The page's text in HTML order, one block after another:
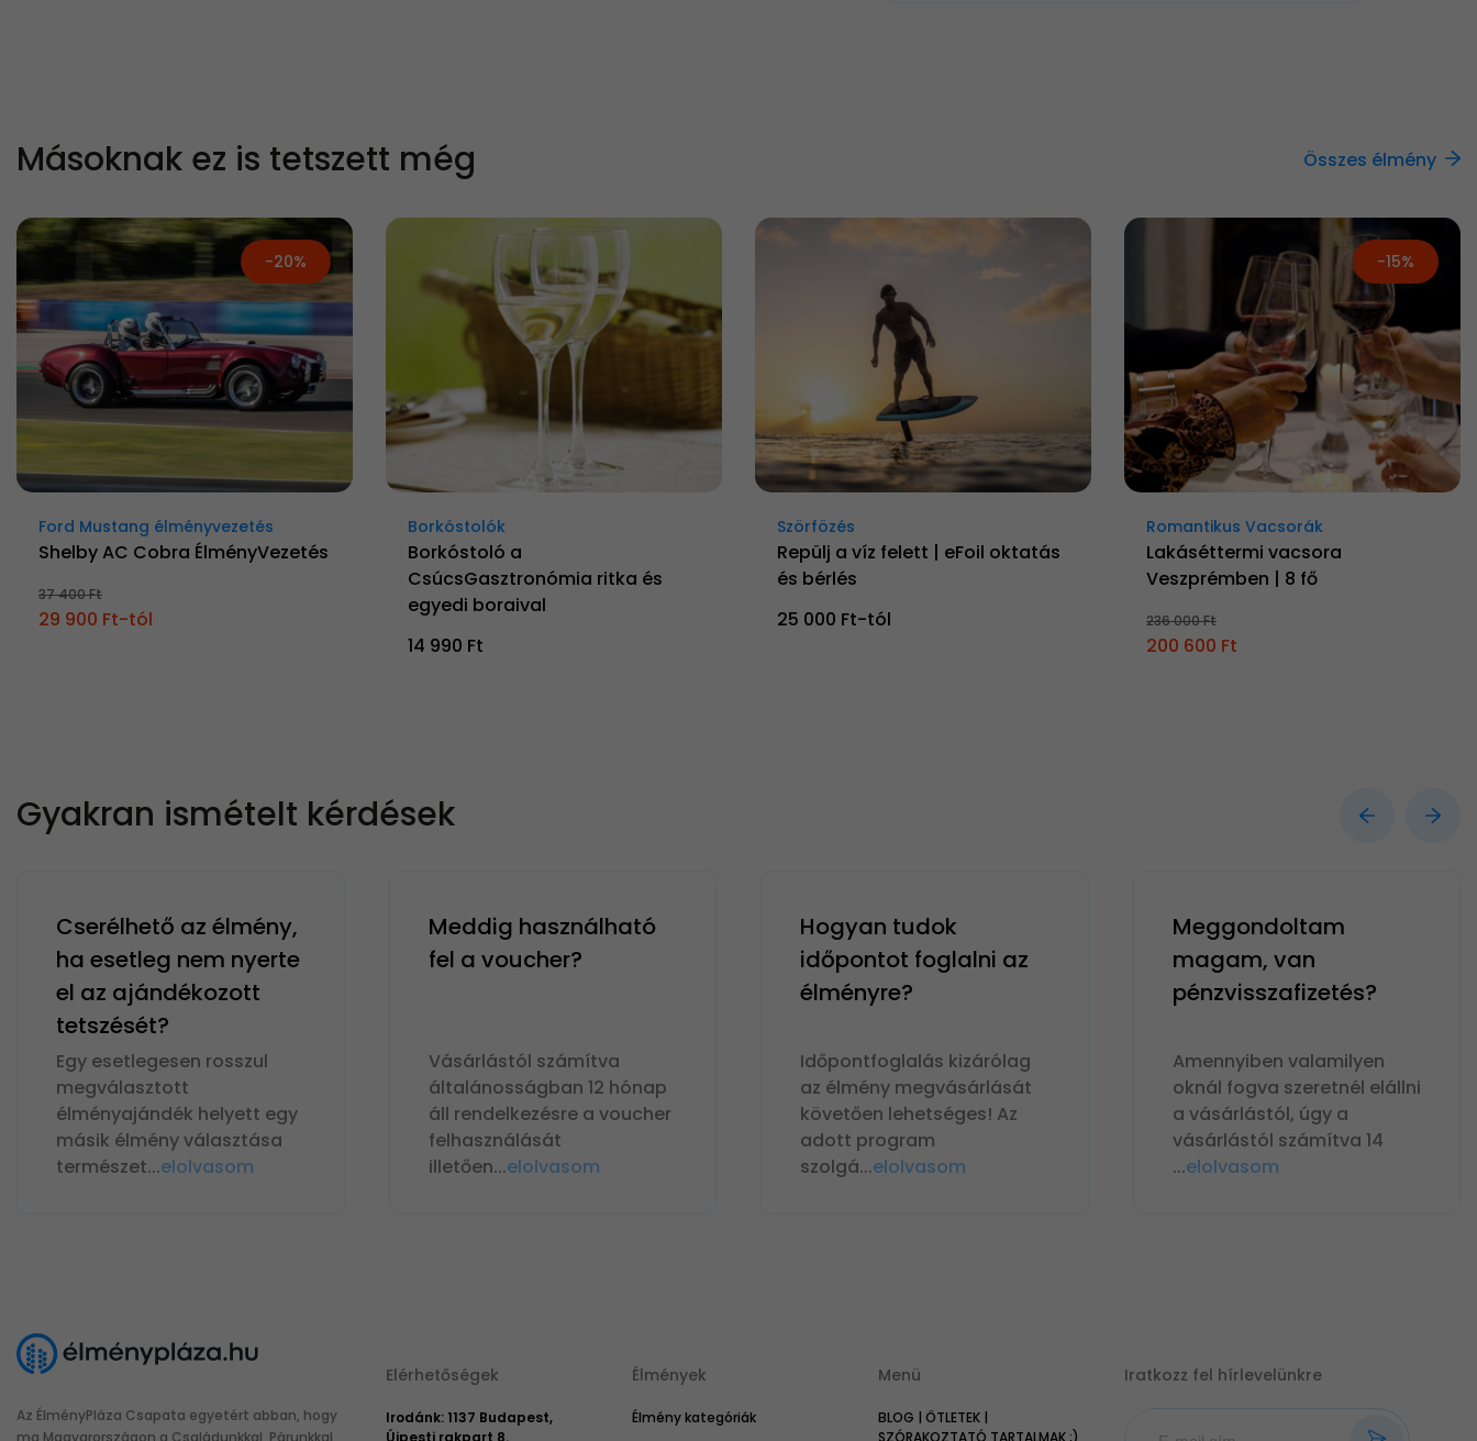
Másoknak ez is tetszett még Összes élmény
-20%
Ford Mustang élményvezetés
Shelby AC Cobra ÉlményVezetés
37 400 Ft
29 900 Ft-tól
Borkóstolók
Borkóstoló a
CsúcsGasztronómia ritka és
egyedi boraival
14 990 Ft
Szörfözés
Repülj a víz felett | eFoil oktatás
és bérlés
25 000 Ft-tól
-15%
Romantikus Vacsorák
Lakáséttermi vacsora
Veszprémben | 8 fő
236 000 Ft
200 600 Ft
Gyakran ismételt kérdések
Cserélhető az élmény,
ha esetleg nem nyerte
el az ajándékozott
tetszését?
Egy esetlegesen rosszul
megválasztott
élményajándék helyett egy
másik élmény választása
természet...elolvasom
Meddig használható
fel a voucher?
Vásárlástól számítva
általánosságban 12 hónap
áll rendelkezésre a voucher
felhasználását
illetően...elolvasom
Hogyan tudok
időpontot foglalni az
élményre?
Időpontfoglalás kizárólag
az élmény megvásárlását
követően lehetséges! Az
adott program
szolgá...elolvasom
Meggondoltam
magam, van
pénzvisszafizetés?
Amennyiben valamilyen
oknál fogva szeretnél elállni
a vásárlástól, úgy a
vásárlástól számítva 14
...elolvasom
Az ÉlményPláza Csapata egyetért abban, hogy
ma Magyarországon a Családunkkal, Párunkkal
Elérhetőségek
Irodánk: 1137 Budapest,
Újpesti rakpart 8.
Élmények
Élmény kategóriák
Menü
BLOG | ÖTLETEK |
SZÓRAKOZTATÓ TARTALMAK ;)
Iratkozz fel hírlevelünkre